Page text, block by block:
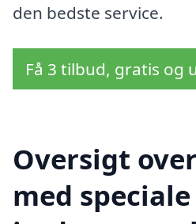
den bedste service.
Få 3 tilbud, gratis og
Oversigt
med